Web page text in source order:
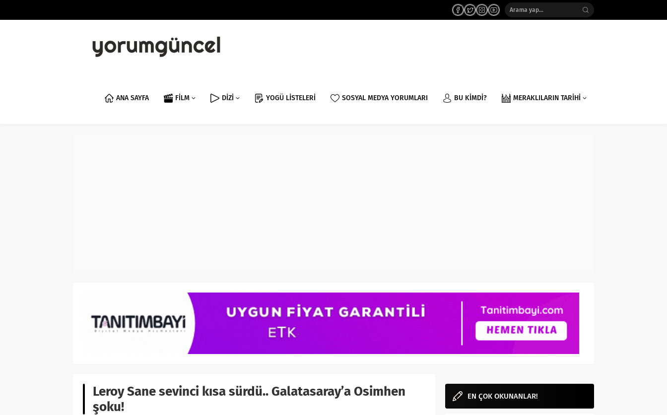
ANA SAYFA FİLM DİZİ YOGÜ LİSTELERİ SOSYAL MEDYA YORUMLARI BU KİMDİ? MERAKLILARIN TARİHİ
Leroy Sane sevinci kısa sürdü.. Galatasaray’a Osimhen
şoku!
EN ÇOK OKUNANLAR!